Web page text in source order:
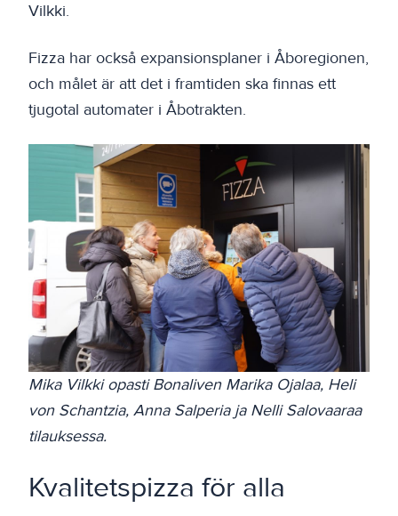
Vilkki.
Fizza har också expansionsplaner i Åboregionen,
och målet är att det i framtiden ska finnas ett
tjugotal automater i Åbotrakten.
Mika Vilkki opasti Bonaliven Marika Ojalaa, Heli
von Schantzia, Anna Salperia ja Nelli Salovaaraa
tilauksessa.
Kvalitetspizza för alla